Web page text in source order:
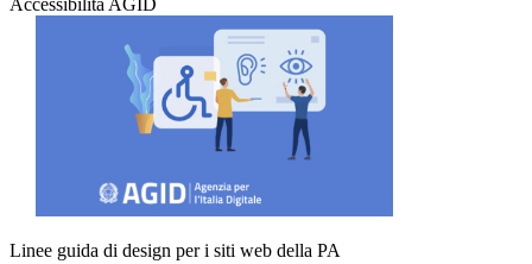
Linee guida di design per i siti web della PA